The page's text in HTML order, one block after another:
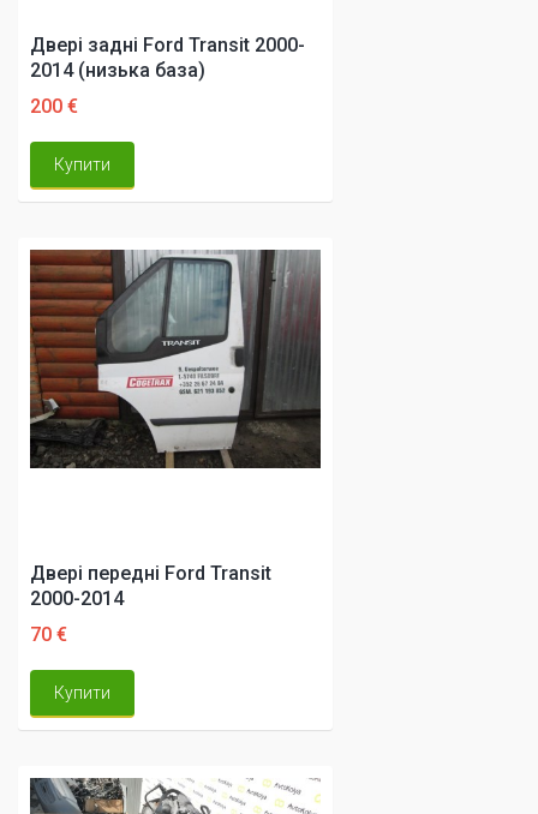
Двері задні Ford Transit 2000-
2014 (низька база)
200 €
Купити
Двері передні Ford Transit
2000-2014
70 €
Купити